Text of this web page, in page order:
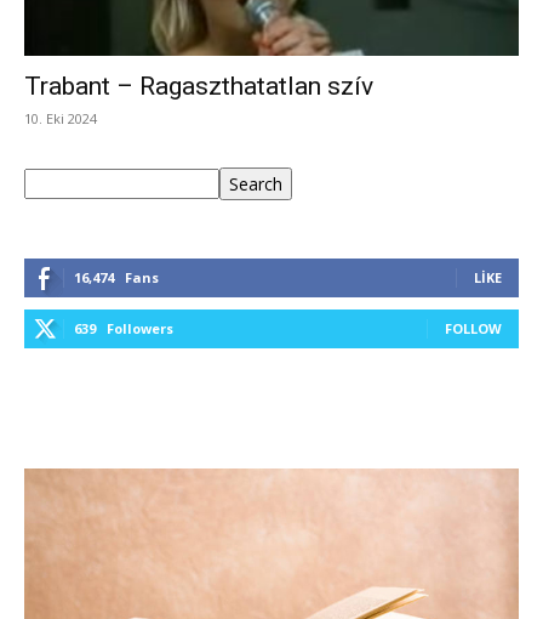
Trabant – Ragaszthatatlan szív
10. Eki 2024
Search
16,474 Fans LIKE
639 Followers FOLLOW